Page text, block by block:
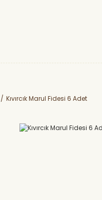
Kıvırcık Marul Fidesi 6 Adet